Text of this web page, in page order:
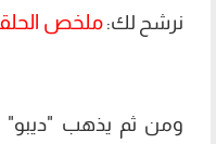
نرشح لك: ملخص الحلقة 5 من مسلسل
ومن ثم يذهب "ديبو"